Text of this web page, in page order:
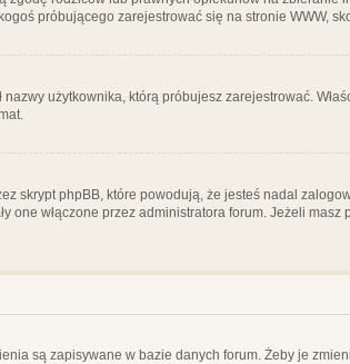
próbującego zarejestrować się na stronie WWW,
użytkownika, którą próbujesz zarejestrować.
skrypt phpBB, które powodują, że jesteś nadal
one włączone przez administratora forum. Jeżeli
są zapisywane w bazie danych forum. Żeby je